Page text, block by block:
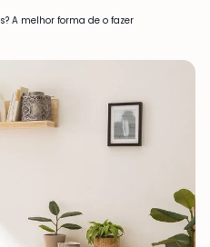
Mesas de
A melhor forma de o fazer